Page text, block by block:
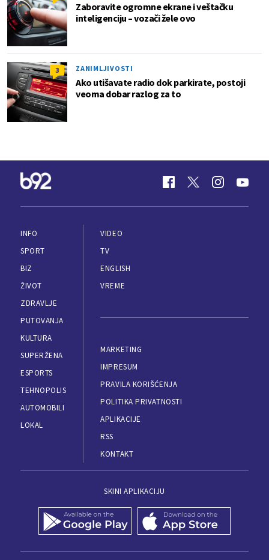
Zaboravite ogromne ekrane i veštačku
inteligenciju – vozači žele ovo
3 ZANIMLJIVOSTI
Ako utišavate radio dok parkirate, postoji
veoma dobar razlog za to
INFO
SPORT
BIZ
ŽIVOT
ZDRAVLJE
PUTOVANJA
KULTURA
SUPERŽENA
ESPORTS
TEHNOPOLIS
AUTOMOBILI
LOKAL
VIDEO
TV
ENGLISH
VREME
MARKETING
IMPRESUM
PRAVILA KORIŠĆENJA
POLITIKA PRIVATNOSTI
APLIKACIJE
RSS
KONTAKT
SKINI APLIKACIJU